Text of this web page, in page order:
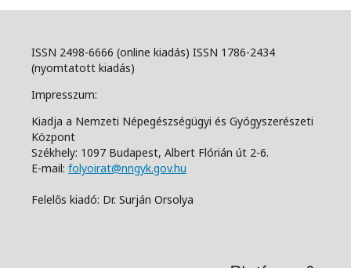
ISSN 2498-6666 (online kiadás) ISSN 1786-2434
(nyomtatott kiadás)
Impresszum:
Kiadja a Nemzeti Népegészségügyi és Gyógyszerészeti
Központ
Székhely: 1097 Budapest, Albert Flórián út 2-6.
E-mail: folyoirat@nngyk.gov.hu
Felelős kiadó: Dr. Surján Orsolya